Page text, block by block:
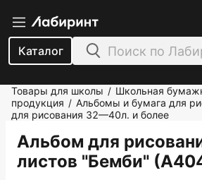
Каталог
Товары для школы / Школьная
продукция / Альбомы и бумага для
для рисования 32—40л. и более
Альбом для
листов "Бемби"